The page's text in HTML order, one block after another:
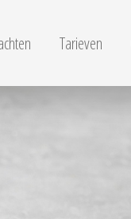
Tarieven